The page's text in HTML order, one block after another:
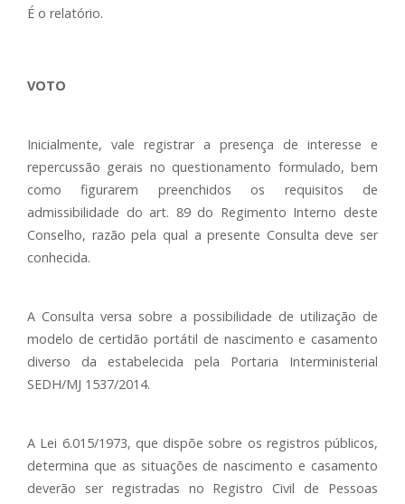
É o relatório.
VOTO
Inicialmente, vale registrar a presença de interesse e
repercussão gerais no questionamento formulado, bem
como figurarem preenchidos os requisitos de
admissibilidade do art. 89 do Regimento Interno deste
Conselho, razão pela qual a presente Consulta deve ser
conhecida.
A Consulta versa sobre a possibilidade de utilização de
modelo de certidão portátil de nascimento e casamento
diverso da estabelecida pela Portaria Interministerial
SEDH/MJ 1537/2014.
A Lei 6.015/1973, que dispõe sobre os registros públicos,
determina que as situações de nascimento e casamento
deverão ser registradas no Registro Civil de Pessoas